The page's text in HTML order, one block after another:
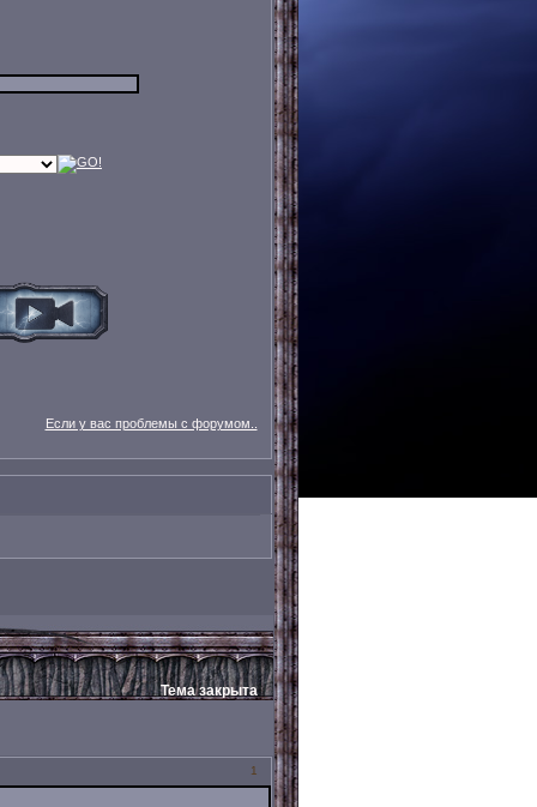
Если у вас проблемы с форумом..
Тема закрыта
1